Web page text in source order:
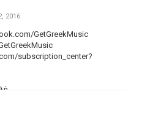
2016
GetGreekMusic
subscription_center?
Τραγούδια (EMI Music